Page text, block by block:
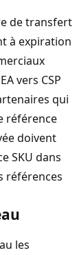
de transfert
à expiration
vers CSP
qui
référence
doivent
SKU dans
références
les